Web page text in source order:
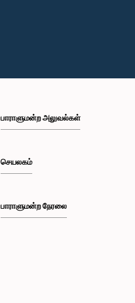
பாராளுமன்ற அலுவல்கள்
செயலகம்
பாராளுமன்ற நேரலை